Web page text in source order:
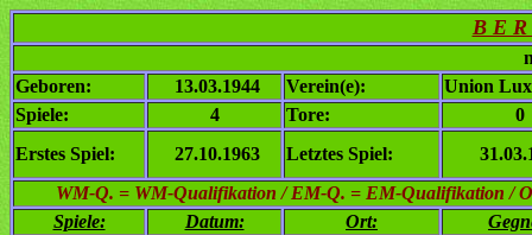
B E
Geboren:
13.03.1944 Verein(e):
Union
Spiele:
4 Tore:
0
Erstes Spiel:
27.10.1963 Letztes Spiel:
WM-Q. = WM-Qualifikation / EM-Q. = EM-Qualifikation /
Spiele:
Datum: Ort: